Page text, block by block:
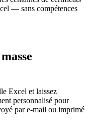
— sans compétences
Excel et laissez
personnalisé pour
par e-mail ou imprimé